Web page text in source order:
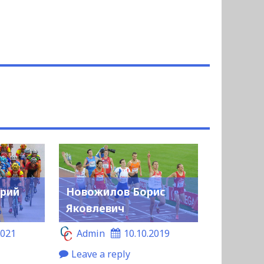
Новожилов Борис
Яковлевич
Admin
10.10.2019
Leave a reply